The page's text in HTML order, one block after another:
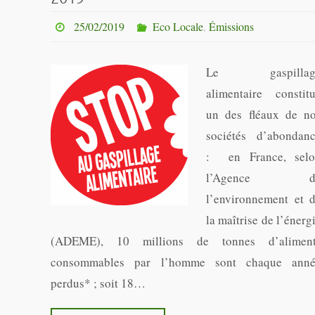
25/02/2019 Eco Locale, Émissions
Le
alimentaire
un des fléaux de
sociétés
: en France,
l’Agence
l’environnement et
la maîtrise de
(ADEME), 10 millions de tonnes
consommables par l’homme sont chaque
perdus* ; soit 18…